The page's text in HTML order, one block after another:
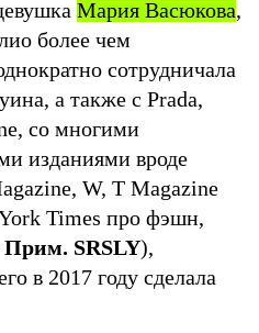
Мария Васюкова,
более чем
сотрудничала
а также с Prada,
со многими
изданиями вроде
W, T Magazine
Times про фэшн,
Прим. SRSLY),
в 2017 году сделала